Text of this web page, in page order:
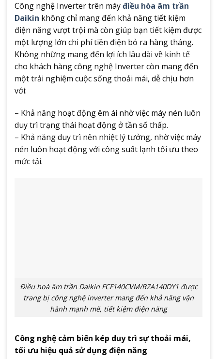
Công nghệ Inverter trên máyđiều hòa âm trần
Daikin không chỉ mang đến khả năng tiết kiệm
điện năng vượt trội mà còn giúp bạn tiết kiệm được
một lượng lớn chi phí tiền điện bỏ ra hàng tháng.
Không những mang đến lợi ích lâu dài về kinh tế
cho khách hàng công nghệ Inverter còn mang đến
một trải nghiệm cuộc sống thoải mái, dễ chịu hơn
với:
– Khả năng hoạt động êm ái nhờ việc máy nén luôn
duy trì trạng thái hoạt động ở tần số thấp.
– Khả năng duy trì nên nhiệt lý tưởng, nhờ việc máy
nén luôn hoạt động với công suất lạnh tối ưu theo
mức tải.
Điều hoà âm trần Daikin FCF140CVM/RZA140DY1 được
trang bị công nghệ inverter mang đến khả năng vận
hành mạnh mẽ, tiết kiệm điện năng
Công nghệ cảm biến kép duy trì sự thoải mái,
tối ưu hiệu quả sử dụng điện năng